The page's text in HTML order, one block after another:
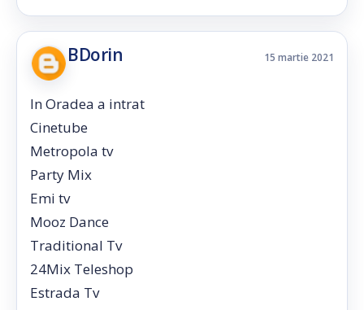
BDorin 15 martie 2021
In Oradea a intrat
Cinetube
Metropola tv
Party Mix
Emi tv
Mooz Dance
Traditional Tv
24Mix Teleshop
Estrada Tv